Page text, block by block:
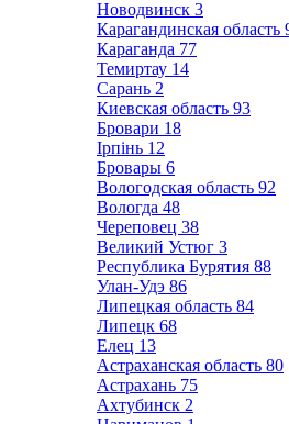
Новодвинск 3
Карагандинская область
Караганда 77
Темиртау 14
Сарань 2
Киевская область 93
Бровари 18
Ірпінь 12
Бровары 6
Вологодская область 92
Вологда 48
Череповец 38
Великий Устюг 3
Республика Бурятия 88
Улан-Удэ 86
Липецкая область 84
Липецк 68
Елец 13
Астраханская область 80
Астрахань 75
Ахтубинск 2